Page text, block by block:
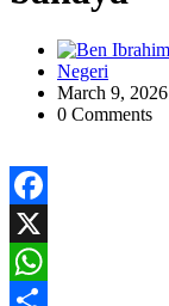
Negeri
March 9, 2026
0 Comments
Facebook
X
WhatsApp